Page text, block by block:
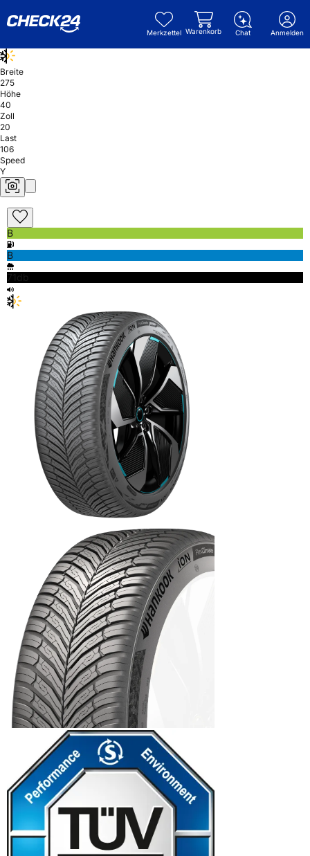
Merkzettel Warenkorb Chat Anmelden
Breite
275
Höhe
40
Zoll
20
Last
106
Speed
Y
B
B
71db